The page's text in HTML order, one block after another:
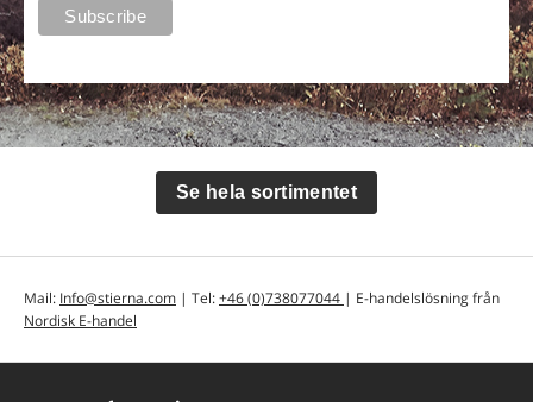
Se hela sortimentet
Mail: Info@stierna.com | Tel:+46 (0)738077044 | E-handelslösning från
Nordisk E-handel